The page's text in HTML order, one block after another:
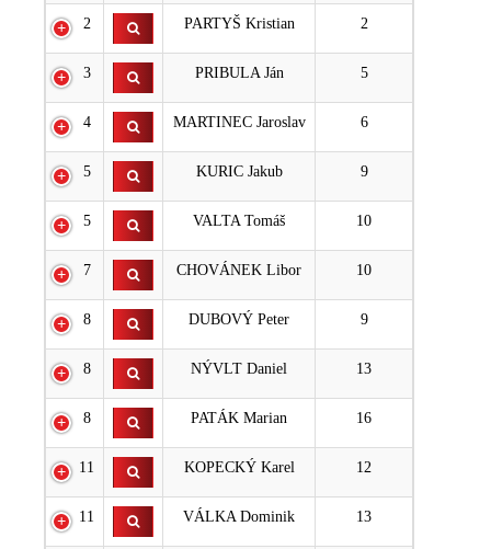
2 PARTYŠ Kristian 2
3 PRIBULA Ján 5
4 MARTINEC Jaroslav 6
5 KURIC Jakub 9
5 VALTA Tomáš 10
7 CHOVÁNEK Libor 10
8 DUBOVÝ Peter 9
8 NÝVLT Daniel 13
8 PATÁK Marian 16
11 KOPECKÝ Karel 12
11 VÁLKA Dominik 13